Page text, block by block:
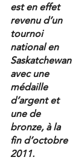
est en effet
revenu d’un
tournoi
national en
Saskatchewan
avec une
médaille
d’argent et
une de
bronze, à la
fin d’octobre
2011.